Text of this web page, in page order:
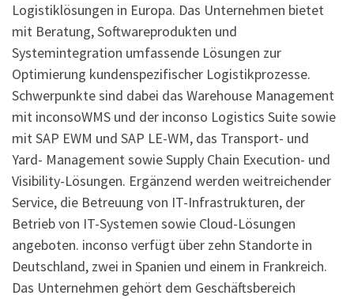
Logistiklösungen in Europa. Das Unternehmen bietet
mit Beratung, Softwareprodukten und
Systemintegration umfassende Lösungen zur
Optimierung kundenspezifischer Logistikprozesse.
Schwerpunkte sind dabei das Warehouse Management
mit inconsoWMS und der inconso Logistics Suite sowie
mit SAP EWM und SAP LE-WM, das Transport- und
Yard- Management sowie Supply Chain Execution- und
Visibility-Lösungen. Ergänzend werden weitreichender
Service, die Betreuung von IT-Infrastrukturen, der
Betrieb von IT-Systemen sowie Cloud-Lösungen
angeboten. inconso verfügt über zehn Standorte in
Deutschland, zwei in Spanien und einem in Frankreich.
Das Unternehmen gehört dem Geschäftsbereich